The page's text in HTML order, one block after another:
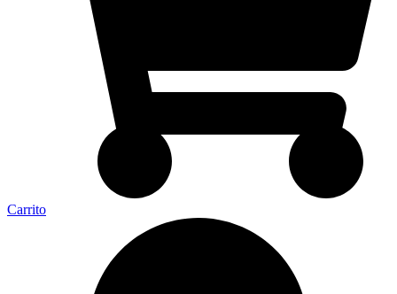
Carrito